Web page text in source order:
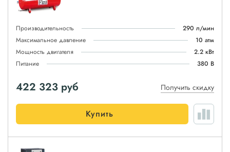
Производительность
290 л/мин
Максимальное давление
10 атм
Мощность двигателя
2.2 кВт
Питание
380 В
422 323 руб Получить скидку
Купить